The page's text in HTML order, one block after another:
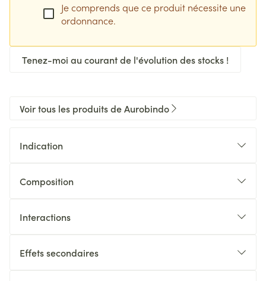
Je comprends que ce produit nécessite une
ordonnance.
Tenez-moi au courant de l'évolution des stocks !
Voir tous les produits de Aurobindo
Indication
Composition
Interactions
Effets secondaires